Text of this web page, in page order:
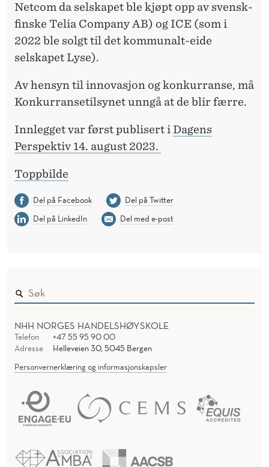
Netcom da selskapet ble kjøpt opp av svensk-
finske Telia Company AB) og ICE (som i
2022 ble solgt til det kommunalt-eide
selskapet Lyse).
Av hensyn til innovasjon og konkurranse, må
Konkurransetilsynet unngå at de blir færre.
Innlegget var først publisert iDagens
Perspektiv 14. august 2023.
Toppbilde
Del på Facebook
Del på Twitter
Del på LinkedIn
Del med e-post
NHH NORGES HANDELSHØYSKOLE
Telefon
+47 55 95 90 00
Adresse
Helleveien 30, 5045 Bergen
Personvernerklæring og informasjonskapsler